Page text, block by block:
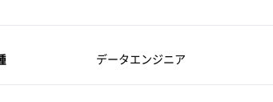
データエンジニア